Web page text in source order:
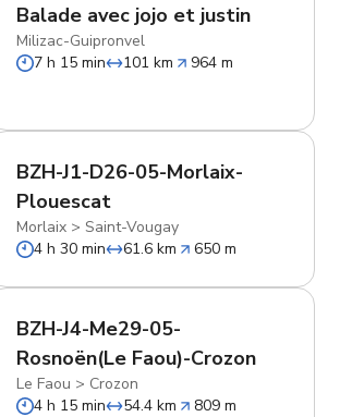
Balade avec jojo et justin
Milizac-Guipronvel
7 h 15 min
101 km 964 m
BZH-J1-D26-05-Morlaix-
Plouescat
Morlaix >Saint-Vougay
4 h 30 min
61.6 km 650 m
BZH-J4-Me29-05-
Rosnoën(Le Faou)-Crozon
Le Faou > Crozon
4 h 15 min
54.4 km 809 m